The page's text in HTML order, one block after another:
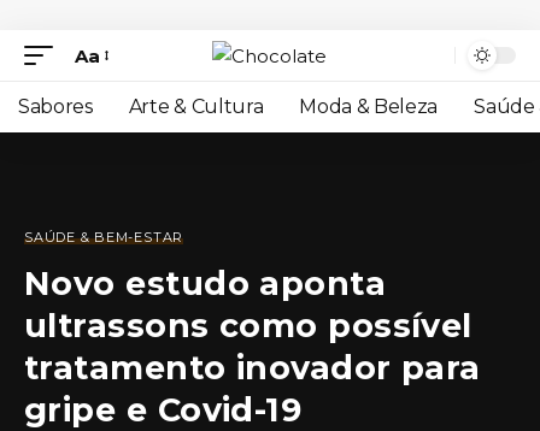
Aa
Sabores Arte & Cultura Moda & Beleza Saúde
SAÚDE & BEM-ESTAR
Novo estudo aponta
ultrassons como possível
tratamento inovador para
gripe e Covid-19